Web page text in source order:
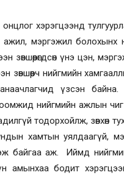
хэрэгцээнд
ажил, мэргэжил болохынх
үнэ цэн,
нийгмийн
үзсэн байна.
нийгмийн ажлын
тодорхойлж, зөвхөн
хамтын уялдаагүй,
байгаа аж. Иймд
амынхаа бодит